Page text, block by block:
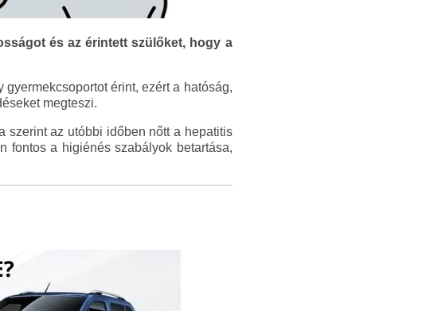
és az érintett szülőket, hogy a
érint, ezért a hatóság,
megteszi.
szerint az utóbbi időben nőtt a hepatitis
fontos a higiénés szabályok betartása,